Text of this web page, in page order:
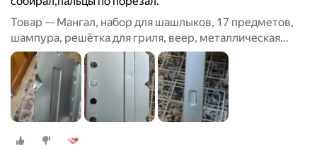
Товар — Мангал, набор для шашлыков, 17 предметов,
шампура, решётка для гриля, веер, металлическая
щётка